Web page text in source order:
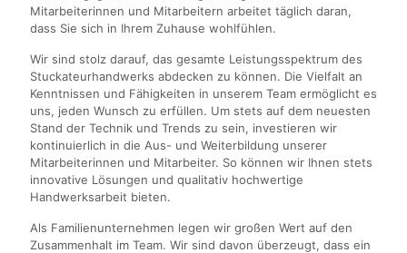
Mitarbeiterinnen und Mitarbeitern arbeitet täglich daran,
dass Sie sich in Ihrem Zuhause wohlfühlen.
Wir sind stolz darauf, das gesamte Leistungsspektrum des
Stuckateurhandwerks abdecken zu können. Die Vielfalt an
Kenntnissen und Fähigkeiten in unserem Team ermöglicht es
uns, jeden Wunsch zu erfüllen. Um stets auf dem neuesten
Stand der Technik und Trends zu sein, investieren wir
kontinuierlich in die Aus- und Weiterbildung unserer
Mitarbeiterinnen und Mitarbeiter. So können wir Ihnen stets
innovative Lösungen und qualitativ hochwertige
Handwerksarbeit bieten.
Als Familienunternehmen legen wir großen Wert auf den
Zusammenhalt im Team. Wir sind davon überzeugt, dass ein